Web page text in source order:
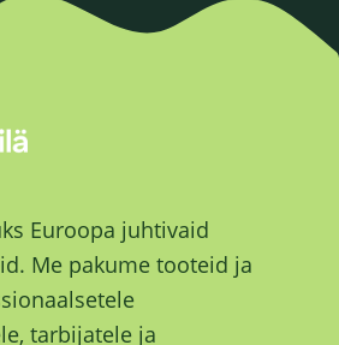
Euroopa juhtivaid
Me pakume tooteid ja
tarbijatele ja